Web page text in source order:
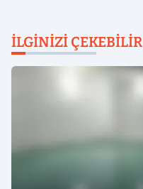
İLGINIZI ÇEKEBILIR